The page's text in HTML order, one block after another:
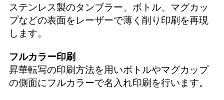
ステンレス製のタンブラー、ボトル、マグカッ
プなどの表面をレーザーで薄く削り印刷を再現
します。
フルカラー印刷
昇華転写の印刷方法を用いボトルやマグカップ
の側面にフルカラーで名入れ印刷を行います。